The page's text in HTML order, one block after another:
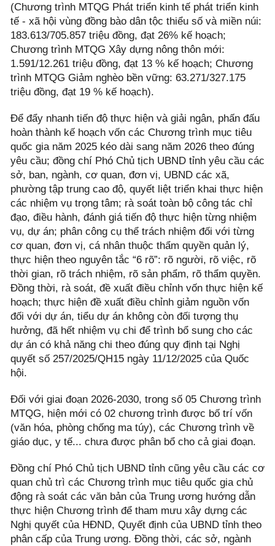
(Chương trình MTQG Phát triển kinh tế phát triển kinh
tế - xã hội vùng đồng bào dân tộc thiểu số và miền núi:
183.613/705.857 triệu đồng, đạt 26% kế hoạch;
Chương trình MTQG Xây dựng nông thôn mới:
1.591/12.261 triệu đồng, đạt 13 % kế hoạch; Chương
trình MTQG Giảm nghèo bền vững: 63.271/327.175
triệu đồng, đạt 19 % kế hoạch).
Để đẩy nhanh tiến độ thực hiện và giải ngân, phấn đấu
hoàn thành kế hoạch vốn các Chương trình mục tiêu
quốc gia năm 2025 kéo dài sang năm 2026 theo đúng
yêu cầu; đồng chí Phó Chủ tịch UBND tỉnh yêu cầu các
sở, ban, ngành, cơ quan, đơn vị, UBND các xã,
phường tập trung cao độ, quyết liệt triển khai thực hiện
các nhiệm vụ trọng tâm; rà soát toàn bộ công tác chỉ
đạo, điều hành, đánh giá tiến độ thực hiện từng nhiệm
vụ, dự án; phân công cụ thể trách nhiệm đối với từng
cơ quan, đơn vị, cá nhân thuộc thẩm quyền quản lý,
thực hiện theo nguyên tắc “6 rõ”: rõ người, rõ việc, rõ
thời gian, rõ trách nhiệm, rõ sản phẩm, rõ thẩm quyền.
Đồng thời, rà soát, đề xuất điều chỉnh vốn thực hiện kế
hoạch; thực hiện đề xuất điều chỉnh giảm nguồn vốn
đối với dự án, tiểu dự án không còn đối tượng thụ
hưởng, đã hết nhiệm vụ chi để trình bổ sung cho các
dự án có khả năng chi theo đúng quy định tại Nghị
quyết số 257/2025/QH15 ngày 11/12/2025 của Quốc
hội.
Đối với giai đoạn 2026-2030, trong số 05 Chương trình
MTQG, hiện mới có 02 chương trình được bố trí vốn
(văn hóa, phòng chống ma túy), các Chương trình về
giáo dục, y tế... chưa được phân bổ cho cả giai đoạn.
Đồng chí Phó Chủ tịch UBND tỉnh cũng yêu cầu các cơ
quan chủ trì các Chương trình mục tiêu quốc gia chủ
động rà soát các văn bản của Trung ương hướng dẫn
thực hiện Chương trình để tham mưu xây dựng các
Nghị quyết của HĐND, Quyết định của UBND tỉnh theo
phân cấp của Trung ương. Đồng thời, các sở, ngành